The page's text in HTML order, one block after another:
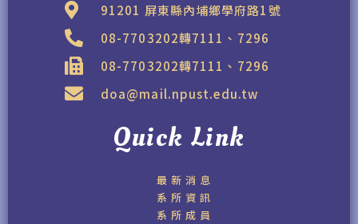
91201 屏東縣內埔鄉學府路1號
08-7703202轉7111、7296
08-7703202轉7111、7296
doa@mail.npust.edu.tw
Quick Link
最新消息
系所資訊
系所成員